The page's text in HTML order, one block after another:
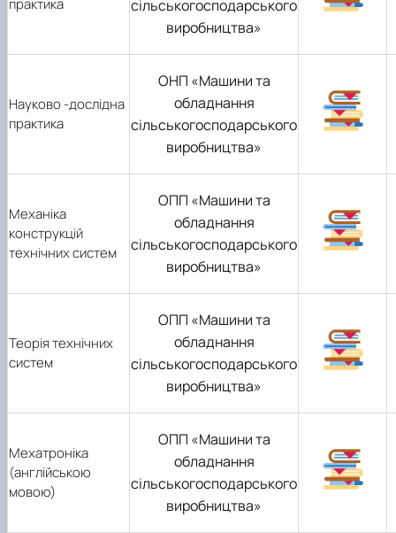
практика
сільськогосподарського
виробництва»
Науково -дослідна
практика
ОНП «Машини та
обладнання
сільськогосподарського
виробництва»
Механіка
конструкцій
технічних систем
ОПП «Машини та
обладнання
сільськогосподарського
виробництва»
Теорія технічних
систем
ОПП «Машини та
обладнання
сільськогосподарського
виробництва»
Мехатроніка
(англійською
мовою)
ОПП «Машини та
обладнання
сільськогосподарського
виробництва»